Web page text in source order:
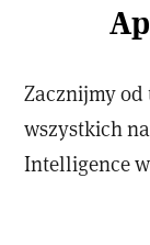
Zacznijmy od
wszystkich
Intelligence